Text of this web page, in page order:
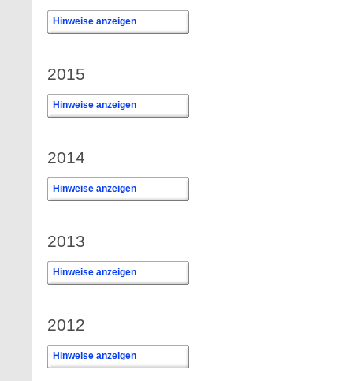
Hinweise anzeigen
2015
Hinweise anzeigen
2014
Hinweise anzeigen
2013
Hinweise anzeigen
2012
Hinweise anzeigen